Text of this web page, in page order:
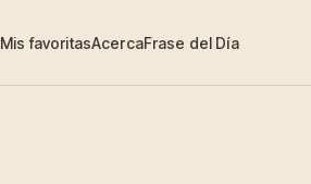
Mis favoritasAcercaFrase del Día